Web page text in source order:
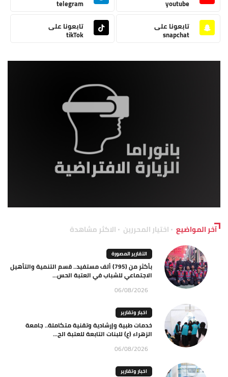
youtube
telegram
تابعونا على
snapchat
تابعونا على
tikTok
آخر المواضيع اختيار المحررين الاكثر مشاهدة
التقارير المصورة
بأكثر من (795) ألف مستفيد.. قسم التنمية والتأهيل
الاجتماعي للشباب في العتبة الحس...
06/08/2026
اخبار وتقارير
خدمات طبية وإرشادية وتقنية متكاملة.. جامعة
الزهراء (ع) للبنات التابعة للعتبة الح...
06/08/2026
اخبار وتقارير